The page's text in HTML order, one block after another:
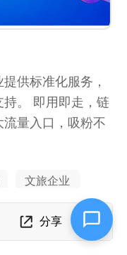
供标准化服务，
。 即用即走，链
量入口，吸粉不
文旅企业
分享